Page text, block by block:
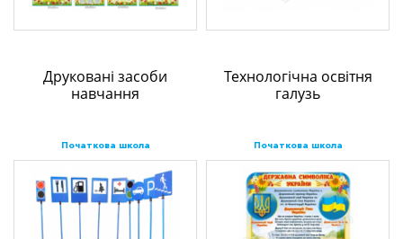
Друковані засоби
навчання
Початкова школа
Технологічна освітня
галузь
Початкова школа